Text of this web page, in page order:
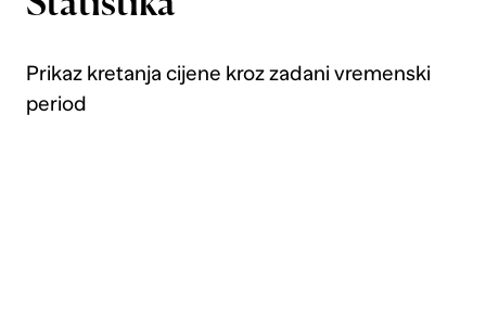
Prikaz kretanja cijene kroz zadani vremenski
period